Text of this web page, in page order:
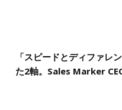
「スピードとディファレ
た2軸。Sales Marker